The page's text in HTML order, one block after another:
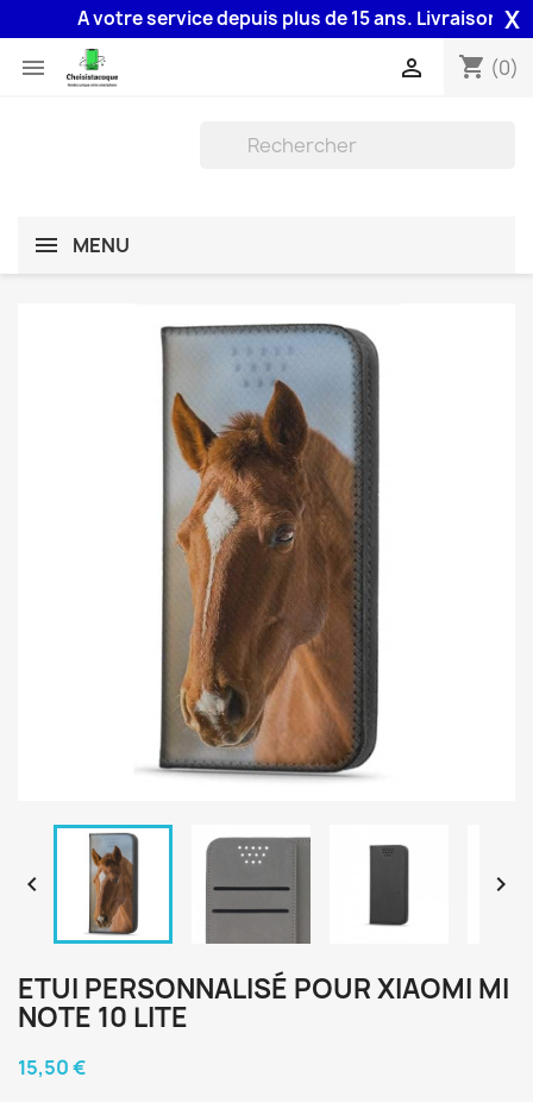
A votre service depuis plus de 15 ans. Livraison 48HX
 shopping_cart (0)

MENU
 
ETUI PERSONNALISÉ POUR XIAOMI MI
NOTE 10 LITE
15,50 €